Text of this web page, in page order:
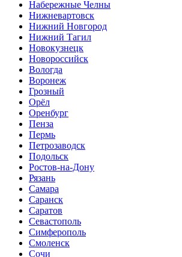
Набережные Челны
Нижневартовск
Нижний Новгород
Нижний Тагил
Новокузнецк
Новороссийск
Вологда
Воронеж
Грозный
Орёл
Оренбург
Пенза
Пермь
Петрозаводск
Подольск
Ростов-на-Дону
Рязань
Самара
Саранск
Саратов
Севастополь
Симферополь
Смоленск
Сочи